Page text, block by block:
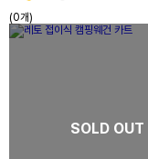
(0개)
SOLD OUT